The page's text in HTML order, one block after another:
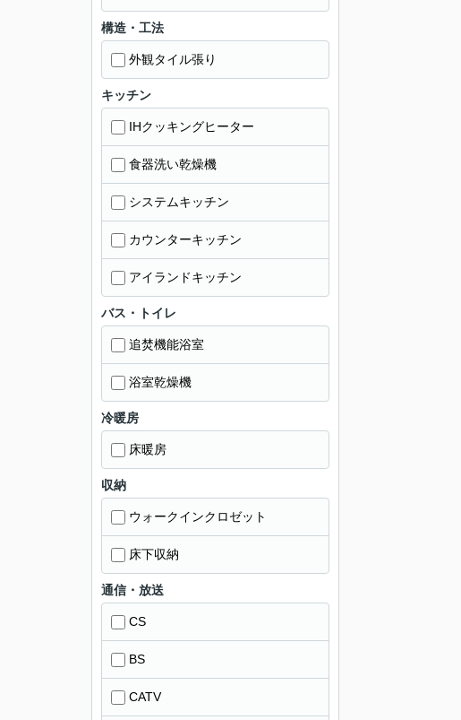
構造・工法
外観タイル張り
キッチン
IHクッキングヒーター
食器洗い乾燥機
システムキッチン
カウンターキッチン
アイランドキッチン
バス・トイレ
追焚機能浴室
浴室乾燥機
冷暖房
床暖房
収納
ウォークインクロゼット
床下収納
通信・放送
CS
BS
CATV